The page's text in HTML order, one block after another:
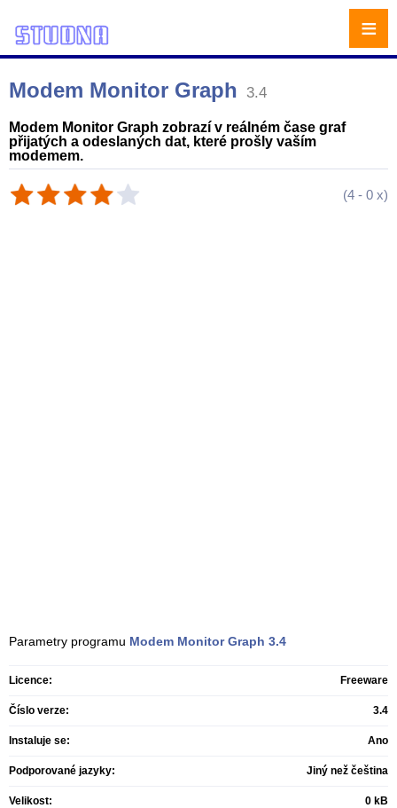
Modem Monitor Graph 3.4
Modem Monitor Graph zobrazí v reálném čase graf
přijatých a odeslaných dat, které prošly vaším
modemem.
(4 - 0 x)
Parametry programu Modem Monitor Graph 3.4
Licence: Freeware
Číslo verze: 3.4
Instaluje se: Ano
Podporované jazyky: Jiný než čeština
Velikost: 0 kB
≡